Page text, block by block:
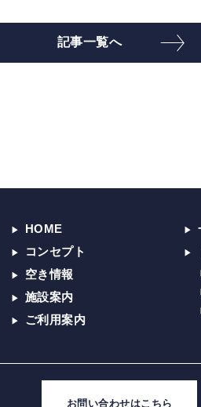
記事一覧へ
HOME
コンセプト
空き情報
施設案内
ご利用案内
お問い合わせはこちら